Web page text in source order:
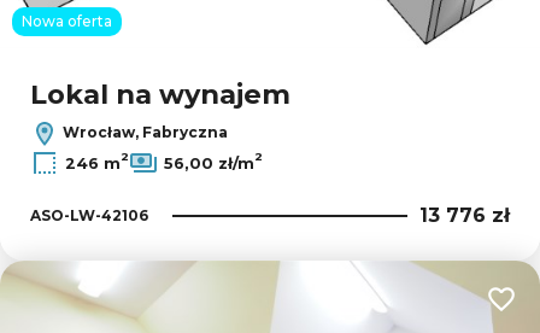
Nowa oferta
Lokal na wynajem
Wrocław, Fabryczna
246 m2 56,00 zł/m2
ASO-LW-42106 13 776 zł